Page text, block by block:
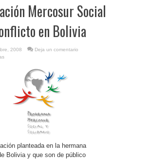
Mercosur Social
en Bolivia
2008
Deja un comentario
planteada en la hermana
Bolivia y que son de público